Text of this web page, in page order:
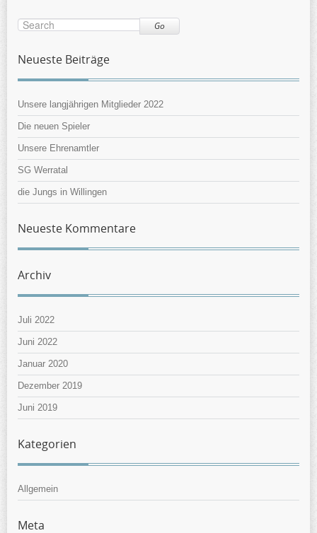
Go
Neueste Beiträge
Unsere langjährigen Mitglieder 2022
Die neuen Spieler
Unsere Ehrenamtler
SG Werratal
die Jungs in Willingen
Neueste Kommentare
Archiv
Juli 2022
Juni 2022
Januar 2020
Dezember 2019
Juni 2019
Kategorien
Allgemein
Meta